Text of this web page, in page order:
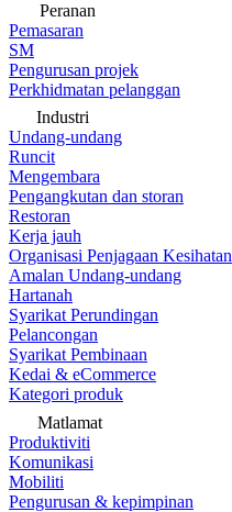
Peranan
Pemasaran
SM
Pengurusan projek
Perkhidmatan pelanggan
Industri
Undang-undang
Runcit
Mengembara
Pengangkutan dan storan
Restoran
Kerja jauh
Organisasi Penjagaan Kesihatan
Amalan Undang-undang
Hartanah
Syarikat Perundingan
Pelancongan
Syarikat Pembinaan
Kedai & eCommerce
Kategori produk
Matlamat
Produktiviti
Komunikasi
Mobiliti
Pengurusan & kepimpinan